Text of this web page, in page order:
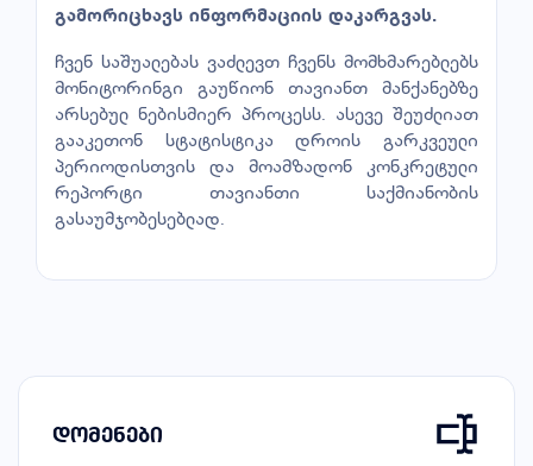
გამორიცხავს ინფორმაციის დაკარგვას.
ჩვენ საშუალებას ვაძლევთ ჩვენს მომხმარებლებს
მონიტორინგი გაუწიონ თავიანთ მანქანებზე
არსებულ ნებისმიერ პროცესს. ასევე შეუძლიათ
გააკეთონ სტატისტიკა დროის გარკვეული
პერიოდისთვის და მოამზადონ კონკრეტული
რეპორტი თავიანთი საქმიანობის
გასაუმჯობესებლად.
დომენები